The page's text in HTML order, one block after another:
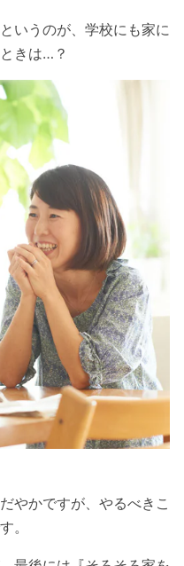
いうのが、学校にも家に
きは…？
やかですが、やるべきこ
。